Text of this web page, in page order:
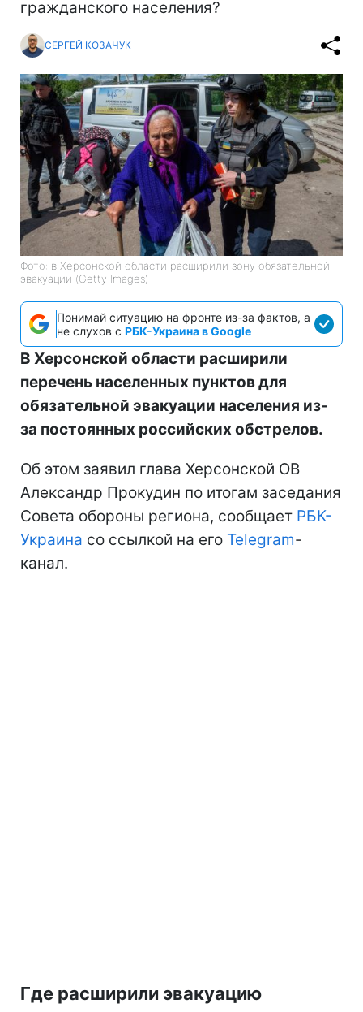
гражданского населения?
СЕРГЕЙ КОЗАЧУК
Фото: в Херсонской области расширили зону обязательной
эвакуации (Getty Images)
Понимай ситуацию на фронте из-за фактов, а
не слухов с РБК-Украина в Google
В Херсонской области расширили
перечень населенных пунктов для
обязательной эвакуации населения из-
за постоянных российских обстрелов.
Об этом заявил глава Херсонской ОВ
Александр Прокудин по итогам заседания
Совета обороны региона, сообщает РБК-
Украина со ссылкой на его Telegram-
канал.
Где расширили эвакуацию